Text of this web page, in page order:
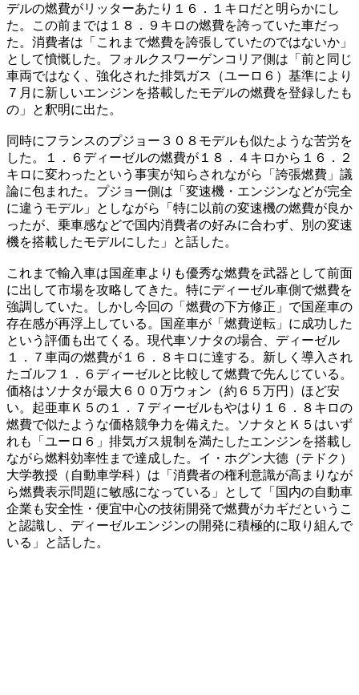
デルの燃費がリッターあたり１６．１キロだと明らかにし
た。この前までは１８．９キロの燃費を誇っていた車だっ
た。消費者は「これまで燃費を誇張していたのではないか」
として憤慨した。フォルクスワーゲンコリア側は「前と同じ
車両ではなく、強化された排気ガス（ユーロ６）基準により
７月に新しいエンジンを搭載したモデルの燃費を登録したも
の」と釈明に出た。
同時にフランスのプジョー３０８モデルも似たような苦労を
した。１．６ディーゼルの燃費が１８．４キロから１６．２
キロに変わったという事実が知らされながら「誇張燃費」議
論に包まれた。プジョー側は「変速機・エンジンなどが完全
に違うモデル」としながら「特に以前の変速機の燃費が良か
ったが、乗車感などで国内消費者の好みに合わず、別の変速
機を搭載したモデルにした」と話した。
これまで輸入車は国産車よりも優秀な燃費を武器として前面
に出して市場を攻略してきた。特にディーゼル車側で燃費を
強調していた。しかし今回の「燃費の下方修正」で国産車の
存在感が再浮上している。国産車が「燃費逆転」に成功した
という評価も出てくる。現代車ソナタの場合、ディーゼル
１．７車両の燃費が１６．８キロに達する。新しく導入され
たゴルフ１．６ディーゼルと比較して燃費で先んじている。
価格はソナタが最大６００万ウォン（約６５万円）ほど安
い。起亜車Ｋ５の１．７ディーゼルもやはり１６．８キロの
燃費で似たような価格競争力を備えた。ソナタとＫ５はいず
れも「ユーロ６」排気ガス規制を満たしたエンジンを搭載し
ながら燃料効率性まで達成した。イ・ホグン大徳（テドク）
大学教授（自動車学科）は「消費者の権利意識が高まりなが
ら燃費表示問題に敏感になっている」として「国内の自動車
企業も安全性・便宜中心の技術開発で燃費がカギだというこ
と認識し、ディーゼルエンジンの開発に積極的に取り組んで
いる」と話した。